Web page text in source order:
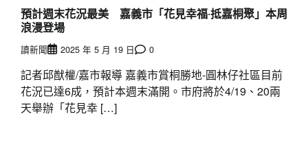
預計週末花況最美 嘉義市「花見幸福‧抵嘉桐聚」本周
浪漫登場
讀新聞 2025 年 5 月 19 日 0
記者邱猷權/嘉市報導 嘉義市賞桐勝地-圓林仔社區目前
花況已達6成，預計本週末滿開。市府將於4/19、20兩
天舉辦「花見幸 […]